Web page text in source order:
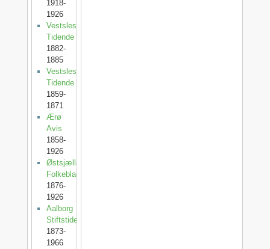
1918-
1926
Vestslesvigs
Tidende
1882-
1885
Vestslesvigsk
Tidende
1859-
1871
Ærø
Avis
1858-
1926
Østsjællands
Folkeblad
1876-
1926
Aalborg
Stiftstidende
1873-
1966